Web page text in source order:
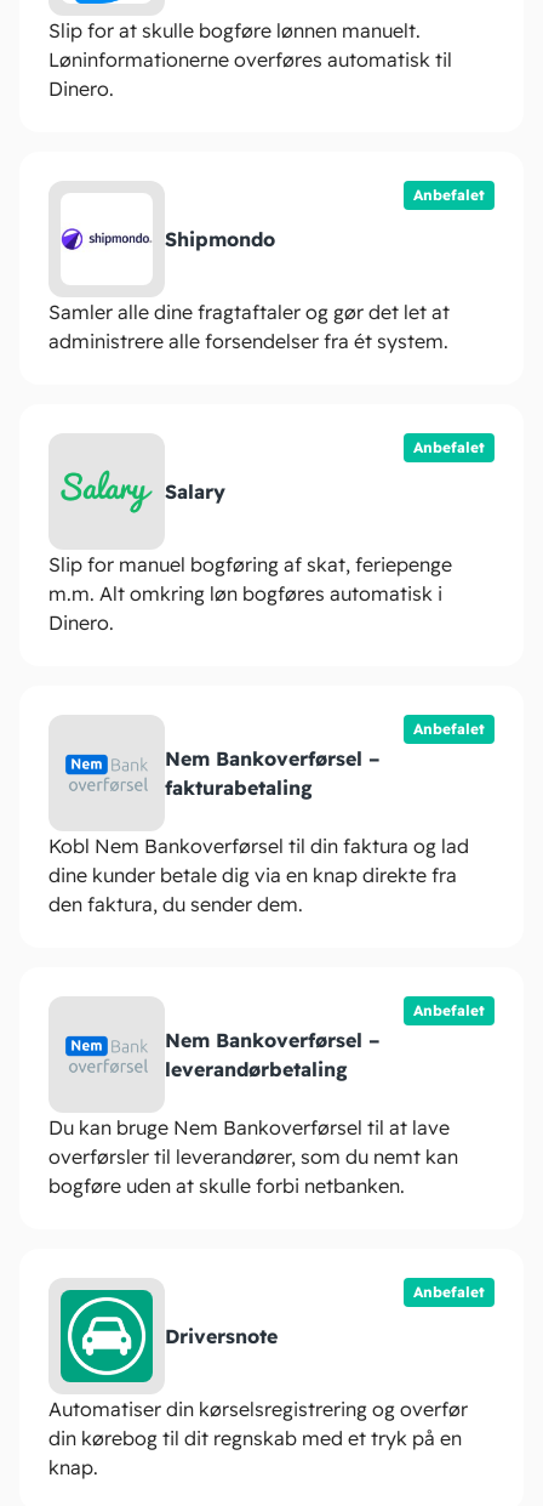
Slip for at skulle bogføre lønnen manuelt.
Løninformationerne overføres automatisk til
Dinero.
Anbefalet
Shipmondo
Samler alle dine fragtaftaler og gør det let at
administrere alle forsendelser fra ét system.
Anbefalet
Salary
Slip for manuel bogføring af skat, feriepenge
m.m. Alt omkring løn bogføres automatisk i
Dinero.
Anbefalet
Nem Bankoverførsel –
fakturabetaling
Kobl Nem Bankoverførsel til din faktura og lad
dine kunder betale dig via en knap direkte fra
den faktura, du sender dem.
Anbefalet
Nem Bankoverførsel –
leverandørbetaling
Du kan bruge Nem Bankoverførsel til at lave
overførsler til leverandører, som du nemt kan
bogføre uden at skulle forbi netbanken.
Anbefalet
Driversnote
Automatiser din kørselsregistrering og overfør
din kørebog til dit regnskab med et tryk på en
knap.